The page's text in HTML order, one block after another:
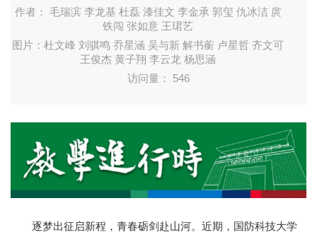
作者： 毛瑞滨 李龙基 杜磊 漆佳文 李金承 郭玺 仇冰洁 庹
铁闯 张如意 王珺艺
图片：杜文峰 刘骐鸣 乔星涵 吴与新 解书蘅 卢星哲 齐文可
王俊杰 黄子翔 李云龙 杨思涵
访问量： 546
逐梦出征启新程，青春砺剑赴山河。近期，国防科技大学